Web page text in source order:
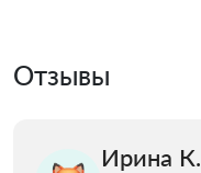
Отзывы
Ирина К.